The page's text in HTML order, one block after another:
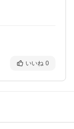
いいね 0